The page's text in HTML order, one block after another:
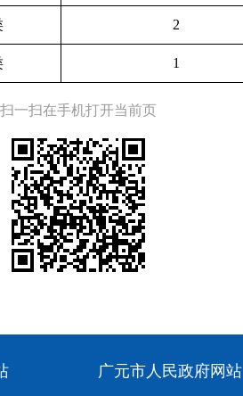
2
1
扫一扫在手机打开当前页
广元市人民政府网站